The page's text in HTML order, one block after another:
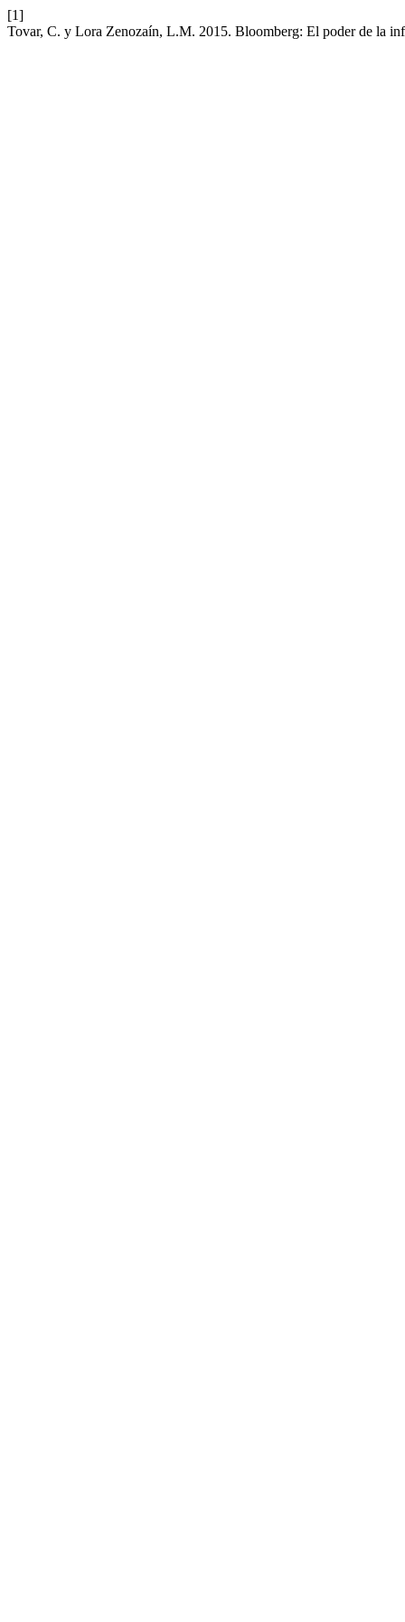
[1]
Tovar, C. y Lora Zenozaín, L.M. 2015. Bloomberg: El poder de la